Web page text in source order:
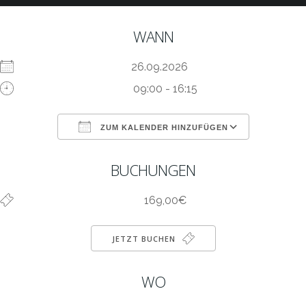
WANN
26.09.2026
09:00 - 16:15
ZUM KALENDER HINZUFÜGEN
BUCHUNGEN
169,00€
JETZT BUCHEN
WO